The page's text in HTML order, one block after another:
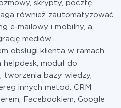
skrypty, pocztę
również zautomatyzować
e-mailowy i mobilny, a
mediów
obsługi klienta w ramach
moduł do
tworzenia bazy wiedzy,
innych metod. CRM
Facebookiem, Google